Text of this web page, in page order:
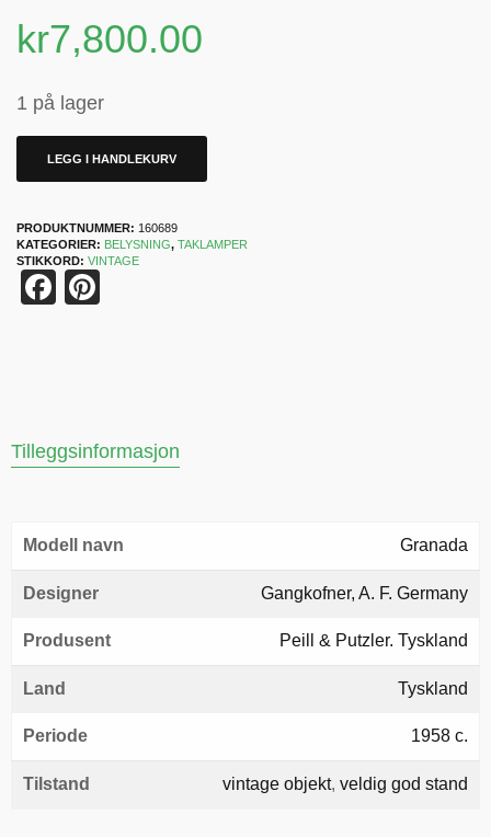
kr7,800.00
1 på lager
LEGG I HANDLEKURV
PRODUKTNUMMER: 160689
KATEGORIER: BELYSNING, TAKLAMPER
STIKKORD: VINTAGE
Facebook
Tilleggsinformasjon
Modell navn Granada
Designer Gangkofner, A. F. Germany
Produsent Peill & Putzler. Tyskland
Land Tyskland
Periode 1958 c.
Tilstand vintage objekt, veldig god stand